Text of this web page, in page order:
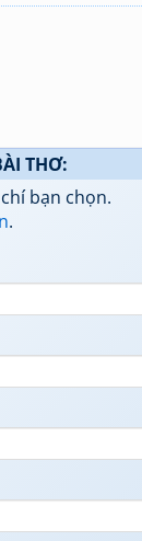
THƠ:
bạn chọn.
.